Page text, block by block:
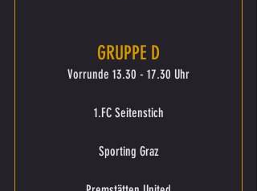
GRUPPE D
Vorrunde 13.30 - 17.30 Uhr
1.FC Seitenstich
Sporting Graz